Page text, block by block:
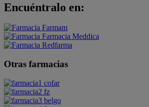
Encuéntralo en:
Otras farmacias